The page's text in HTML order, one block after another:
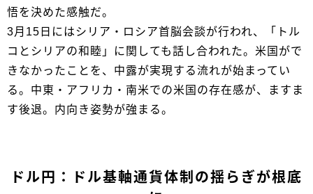
悟を決めた感触だ。
3月15日にはシリア・ロシア首脳会談が行われ、「トル
コとシリアの和睦」に関しても話し合われた。米国がで
きなかったことを、中露が実現する流れが始まってい
る。中東・アフリカ・南米での米国の存在感が、ますま
す後退。内向き姿勢が強まる。
ドル円：ドル基軸通貨体制の揺らぎが根底